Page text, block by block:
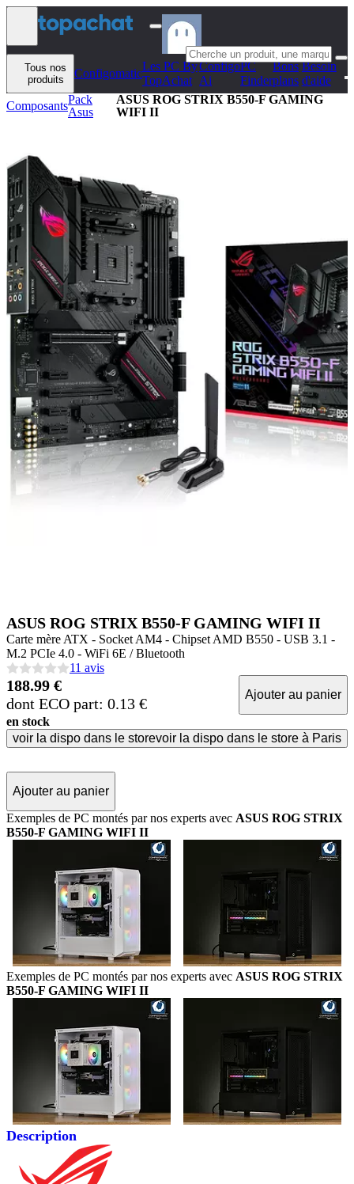
Aller au contenu
Tous nos
produits
Configomatic
Les PC By
TopAchat
Configo
Ai
PC
Finder
Bons
plans
Besoin
d'aide
ComposantsPack
Asus
ASUS ROG STRIX B550-F GAMING
WIFI II
ASUS ROG STRIX B550-F GAMING WIFI II
Carte mère ATX - Socket AM4 - Chipset AMD B550 - USB 3.1 -
M.2 PCIe 4.0 - WiFi 6E / Bluetooth
11 avis
188.99 €
dont ECO part: 0.13 €
Ajouter au panier
en stock
voir la dispo dans le storevoir la dispo dans le store à Paris
Ajouter au panier
Exemples de PC montés par nos experts avec ASUS ROG STRIX
B550-F GAMING WIFI II
Exemples de PC montés par nos experts avec ASUS ROG STRIX
B550-F GAMING WIFI II
Description